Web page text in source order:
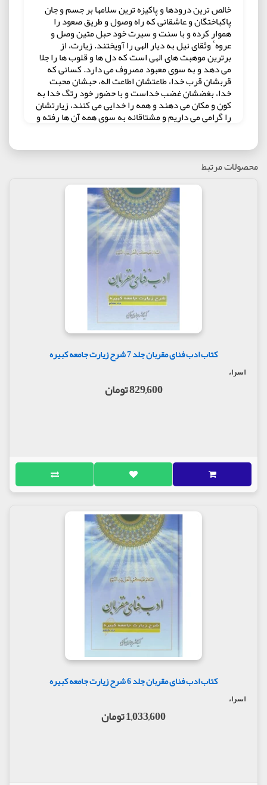
خالص ترین درودها و پاکیزه ترین سلامها بر جسم و جان
پاکباختگان و عاشقانی که راه وصول و طریق صعود را
هموار کرده و با سنت و سیرت خود حبل متین وصل و
عروهٴ وثقای نیل به دیار الهی را آویختند. زیارت، از
برترین موهبت های الهی است که دل ها و قلوب ها را جلا
می دهد و به سوی معبود مصروف می دارد. کسانی که
قربشان قرب خدا، طاعتشان اطاعت اله، حبشان محبت
خدا، بغضشان غضب خداست و با حضور خود رتگ خدا به
کون و مکان می دهند و همه را خدایی می کنند، زیارتشان
را گرامی می داریم و مشتاقانه به سوی همه آن ها رفته و
دعوت می کنیم. جلد سوم از مجموعهٴ گرانسنگ «ادب
فرازهای دیگری از این زیارت شریف را به تفسیر نشسته
است؛ در این جلد مباحثی چون راستگویان، رستگاران به
کرامت او، اهل الذکر، هدف اساسی ادیان الهی، بحثی
دربارهٴ اسماء و صفات الهی، شهادت الله بر الوهیت، قائم
آل محمد مرد قیام و مظهر انتقام و ... را از نظر می
مولف :آیت الله جوادی آملی
ناشر : انتشارات اسراء
محصولات مرتبط
کتاب ادب فنای مقربان جلد 7 شرح زیارت جامعه کبیره
اسراء
829,600 تومان
کتاب ادب فنای مقربان جلد 6 شرح زیارت جامعه کبیره
اسراء
1,033,600 تومان